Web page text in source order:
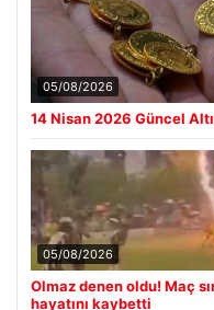
05/08/2026
14 Nisan 2026 Güncel
05/08/2026
Olmaz denen oldu! Maç
hayatını kaybetti